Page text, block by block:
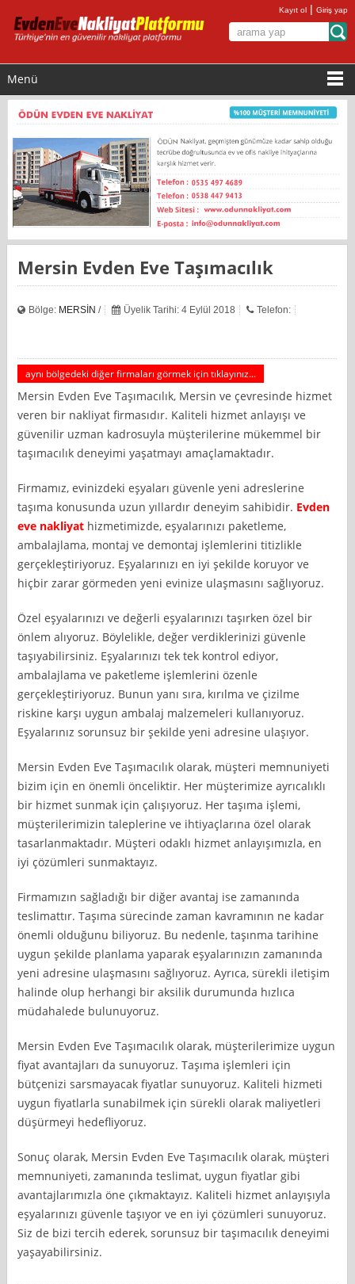
Kayıt ol |Giriş yap
Menü
Mersin Evden Eve Taşımacılık
Bölge: MERSİN / Üyelik Tarihi: 4 Eylül 2018 Telefon:
aynı bölgedeki diğer firmaları görmek için tıklayınız...
Mersin Evden Eve Taşımacılık, Mersin ve çevresinde hizmet
veren bir nakliyat firmasıdır. Kaliteli hizmet anlayışı ve
güvenilir uzman kadrosuyla müşterilerine mükemmel bir
taşımacılık deneyimi yaşatmayı amaçlamaktadır.
Firmamız, evinizdeki eşyaları güvenle yeni adreslerine
taşıma konusunda uzun yıllardır deneyim sahibidir. Evden
eve nakliyat hizmetimizde, eşyalarınızı paketleme,
ambalajlama, montaj ve demontaj işlemlerini titizlikle
gerçekleştiriyoruz. Eşyalarınızı en iyi şekilde koruyor ve
hiçbir zarar görmeden yeni evinize ulaşmasını sağlıyoruz.
Özel eşyalarınızı ve değerli eşyalarınızı taşırken özel bir
önlem alıyoruz. Böylelikle, değer verdiklerinizi güvenle
taşıyabilirsiniz. Eşyalarınızı tek tek kontrol ediyor,
ambalajlama ve paketleme işlemlerini özenle
gerçekleştiriyoruz. Bunun yanı sıra, kırılma ve çizilme
riskine karşı uygun ambalaj malzemeleri kullanıyoruz.
Eşyalarınız sorunsuz bir şekilde yeni adresine ulaşıyor.
Mersin Evden Eve Taşımacılık olarak, müşteri memnuniyeti
bizim için en önemli önceliktir. Her müşterimize ayrıcalıklı
bir hizmet sunmak için çalışıyoruz. Her taşıma işlemi,
müşterilerimizin taleplerine ve ihtiyaçlarına özel olarak
tasarlanmaktadır. Müşteri odaklı hizmet anlayışımızla, en
iyi çözümleri sunmaktayız.
Firmamızın sağladığı bir diğer avantaj ise zamanında
teslimattır. Taşıma sürecinde zaman kavramının ne kadar
önemli olduğunu biliyoruz. Bu nedenle, taşınma tarihine
uygun şekilde planlama yaparak eşyalarınızın zamanında
yeni adresine ulaşmasını sağlıyoruz. Ayrıca, sürekli iletişim
halinde olup herhangi bir aksilik durumunda hızlıca
müdahalede bulunuyoruz.
Mersin Evden Eve Taşımacılık olarak, müşterilerimize uygun
fiyat avantajları da sunuyoruz. Taşıma işlemleri için
bütçenizi sarsmayacak fiyatlar sunuyoruz. Kaliteli hizmeti
uygun fiyatlarla sunabilmek için sürekli olarak maliyetleri
düşürmeyi hedefliyoruz.
Sonuç olarak, Mersin Evden Eve Taşımacılık olarak, müşteri
memnuniyeti, zamanında teslimat, uygun fiyatlar gibi
avantajlarımızla öne çıkmaktayız. Kaliteli hizmet anlayışıyla
eşyalarınızı güvenle taşıyor ve en iyi çözümleri sunuyoruz.
Siz de bizi tercih ederek, sorunsuz bir taşımacılık deneyimi
yaşayabilirsiniz.